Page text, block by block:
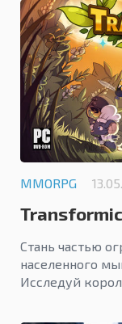
MMORPG
Стань частью
населенного
Исследуй